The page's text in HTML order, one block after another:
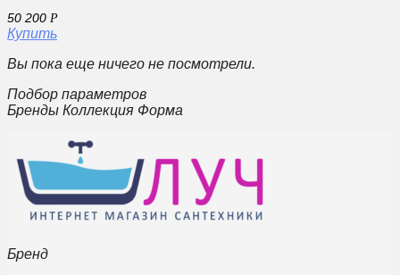
50 200 Р
Купить
Вы пока еще ничего не посмотрели.
Подбор параметров
Бренды Коллекция Форма
Бренд